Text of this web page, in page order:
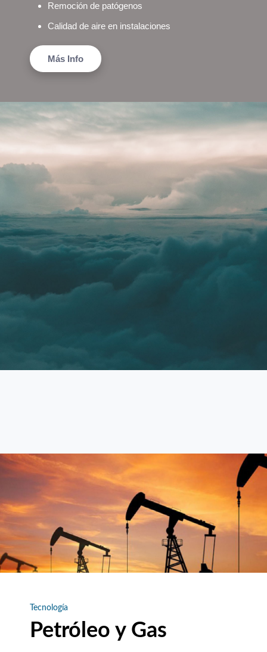
Remoción de patógenos
Calidad de aire en instalaciones
Más Info
Tecnología
Petróleo y Gas